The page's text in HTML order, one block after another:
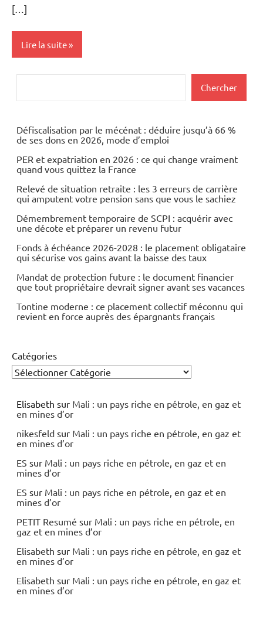
[…]
Lire la suite
Economie
Matières
premières
Chercher
Défiscalisation par le mécénat : déduire jusqu’à 66 %
de ses dons en 2026, mode d’emploi
PER et expatriation en 2026 : ce qui change vraiment
quand vous quittez la France
Relevé de situation retraite : les 3 erreurs de carrière
qui amputent votre pension sans que vous le sachiez
Démembrement temporaire de SCPI : acquérir avec
une décote et préparer un revenu futur
Fonds à échéance 2026-2028 : le placement obligataire
qui sécurise vos gains avant la baisse des taux
Mandat de protection future : le document financier
que tout propriétaire devrait signer avant ses vacances
Tontine moderne : ce placement collectif méconnu qui
revient en force auprès des épargnants français
Catégories
Elisabeth sur Mali : un pays riche en pétrole, en gaz et
en mines d’or
nikesfeld sur Mali : un pays riche en pétrole, en gaz et
en mines d’or
ES sur Mali : un pays riche en pétrole, en gaz et en
mines d’or
ES sur Mali : un pays riche en pétrole, en gaz et en
mines d’or
PETIT Resumé sur Mali : un pays riche en pétrole, en
gaz et en mines d’or
Elisabeth sur Mali : un pays riche en pétrole, en gaz et
en mines d’or
Elisabeth sur Mali : un pays riche en pétrole, en gaz et
en mines d’or